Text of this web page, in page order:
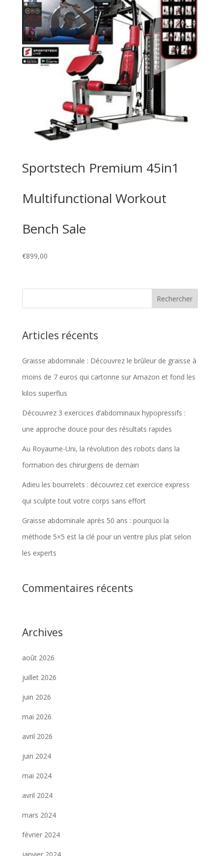
Sportstech Premium 45in1
Multifunctional Workout
Bench Sale
€899,00
Articles récents
Graisse abdominale : Découvrez le brûleur de graisse à
moins de 7 euros qui cartonne sur Amazon et fond les
kilos superflus
Découvrez 3 exercices d’abdominaux hypopressifs :
une approche douce pour des résultats rapides
Au Royaume-Uni, la révolution des robots dans la
formation des chirurgiens de demain
Adieu les bourrelets : découvrez cet exercice express
qui sculpte tout votre corps sans effort
Graisse abdominale après 50 ans : pourquoi la
méthode 5×5 est la clé pour un ventre plus plat selon
les experts
Commentaires récents
Archives
août 2026
juillet 2026
juin 2026
mai 2026
avril 2026
juin 2024
mai 2024
avril 2024
mars 2024
février 2024